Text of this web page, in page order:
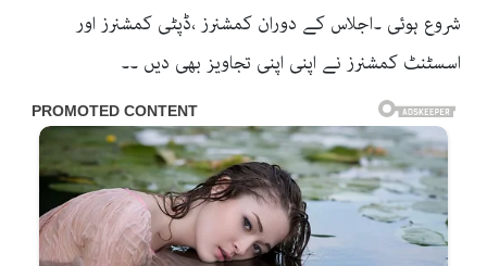
شروع ہوئی ۔اجلاس کے دوران کمشنرز ،ڈپٹی کمشنرز اور
اسسٹنٹ کمشنرز نے اپنی اپنی تجاویز بھی دیں ۔۔